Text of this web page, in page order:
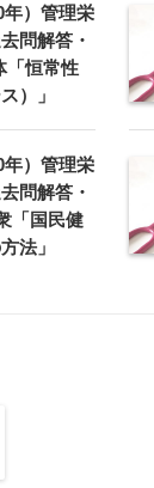
年）管理栄
問解答・
「恒常性
）」
年）管理栄
問解答・
「国民健
法」